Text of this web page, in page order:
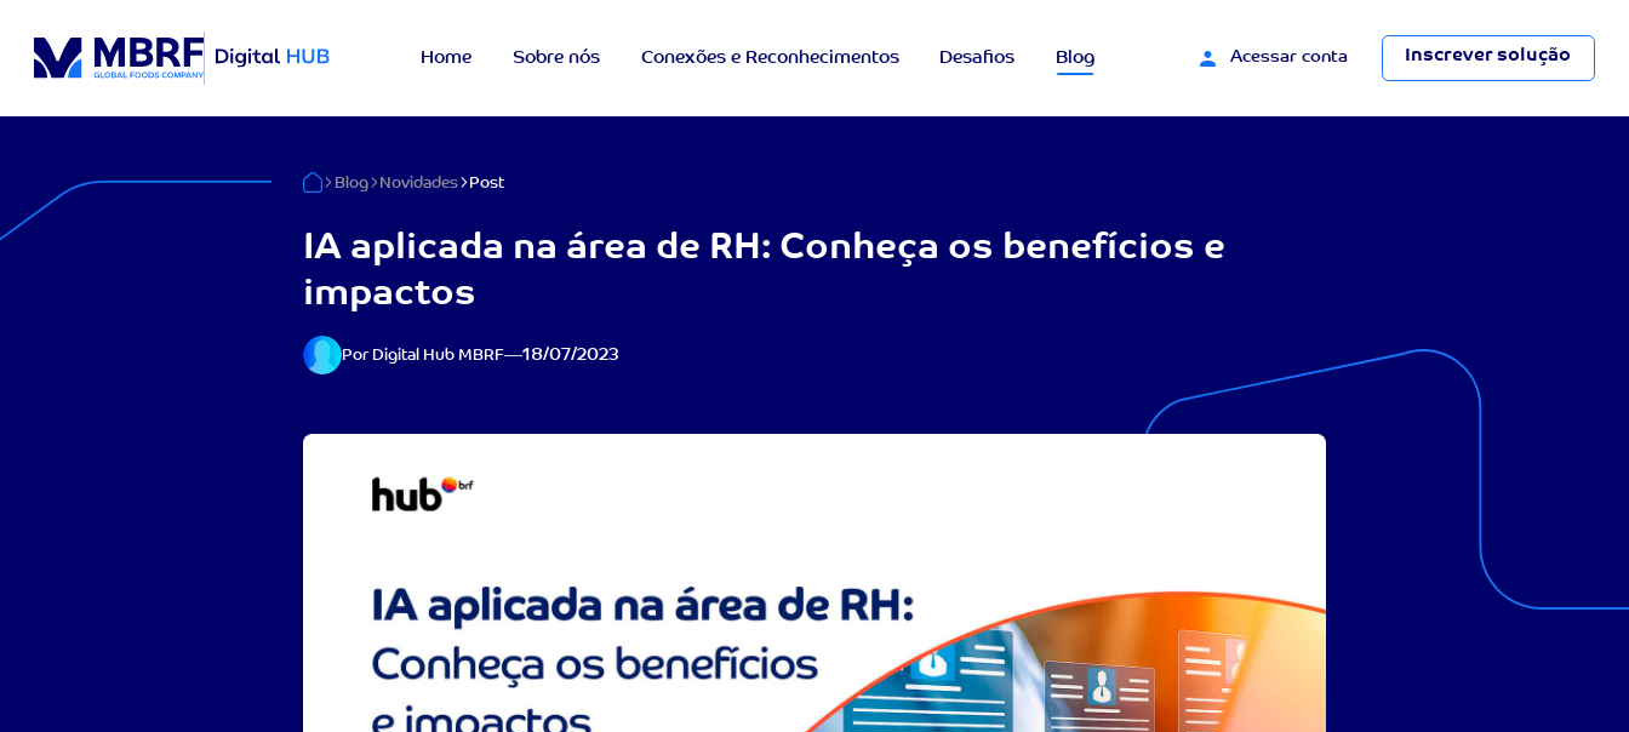
Home Sobre nós Conexões e Reconhecimentos Desafios Blog Acessar conta Inscrever solução
Blog Novidades Post
IA aplicada na área de RH: Conheça os benefícios e
impactos
Por Digital Hub MBRF 18/07/2023